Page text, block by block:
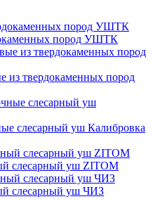
пород УШТК
из твердокаменных пород
слесарный уш Калибровка
слесарный уш ZITOM
слесарный уш ЧИЗ